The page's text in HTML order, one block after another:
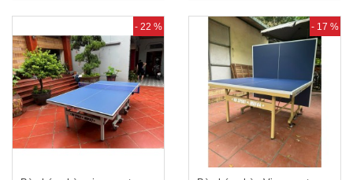
- 22 % - 17 %